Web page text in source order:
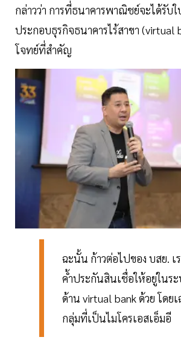
กล่าวว่า การที่ธนาคารพาณิชย์จะได้รับ
ประกอบธุรกิจธนาคารไร้สาขา (virtual
โจทย์ที่สำคัญ
ฉะนั้น ก้าวต่อไปของ บสย. เ
ค้ำประกันสินเชื่อให้อยู่ในร
ด้าน virtual bank ด้วย โดย
กลุ่มที่เป็นไมโครเอสเอ็มอี